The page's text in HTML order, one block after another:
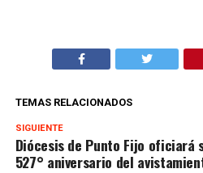
TEMAS RELACIONADOS
SIGUIENTE
Diócesis de Punto Fijo oficiará
527° aniversario del